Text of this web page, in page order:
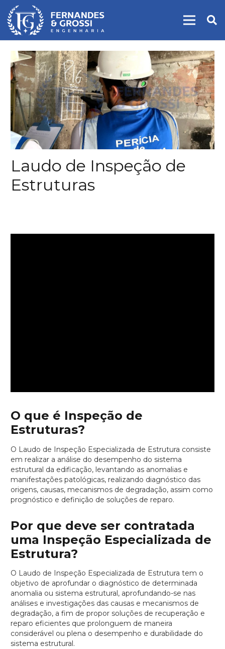
Laudo de Inspeção de
Estruturas
O que é Inspeção de
Estruturas?
O Laudo de Inspeção Especializada de Estrutura consiste
em realizar a análise do desempenho do sistema
estrutural da edificação, levantando as anomalias e
manifestações patológicas, realizando diagnóstico das
origens, causas, mecanismos de degradação, assim como
prognóstico e definição de soluções de reparo.
Por que deve ser contratada
uma Inspeção Especializada de
Estrutura?
O Laudo de Inspeção Especializada de Estrutura tem o
objetivo de aprofundar o diagnóstico de determinada
anomalia ou sistema estrutural, aprofundando-se nas
análises e investigações das causas e mecanismos de
degradação, a fim de propor soluções de recuperação e
reparo eficientes que prolonguem de maneira
considerável ou plena o desempenho e durabilidade do
sistema estrutural.